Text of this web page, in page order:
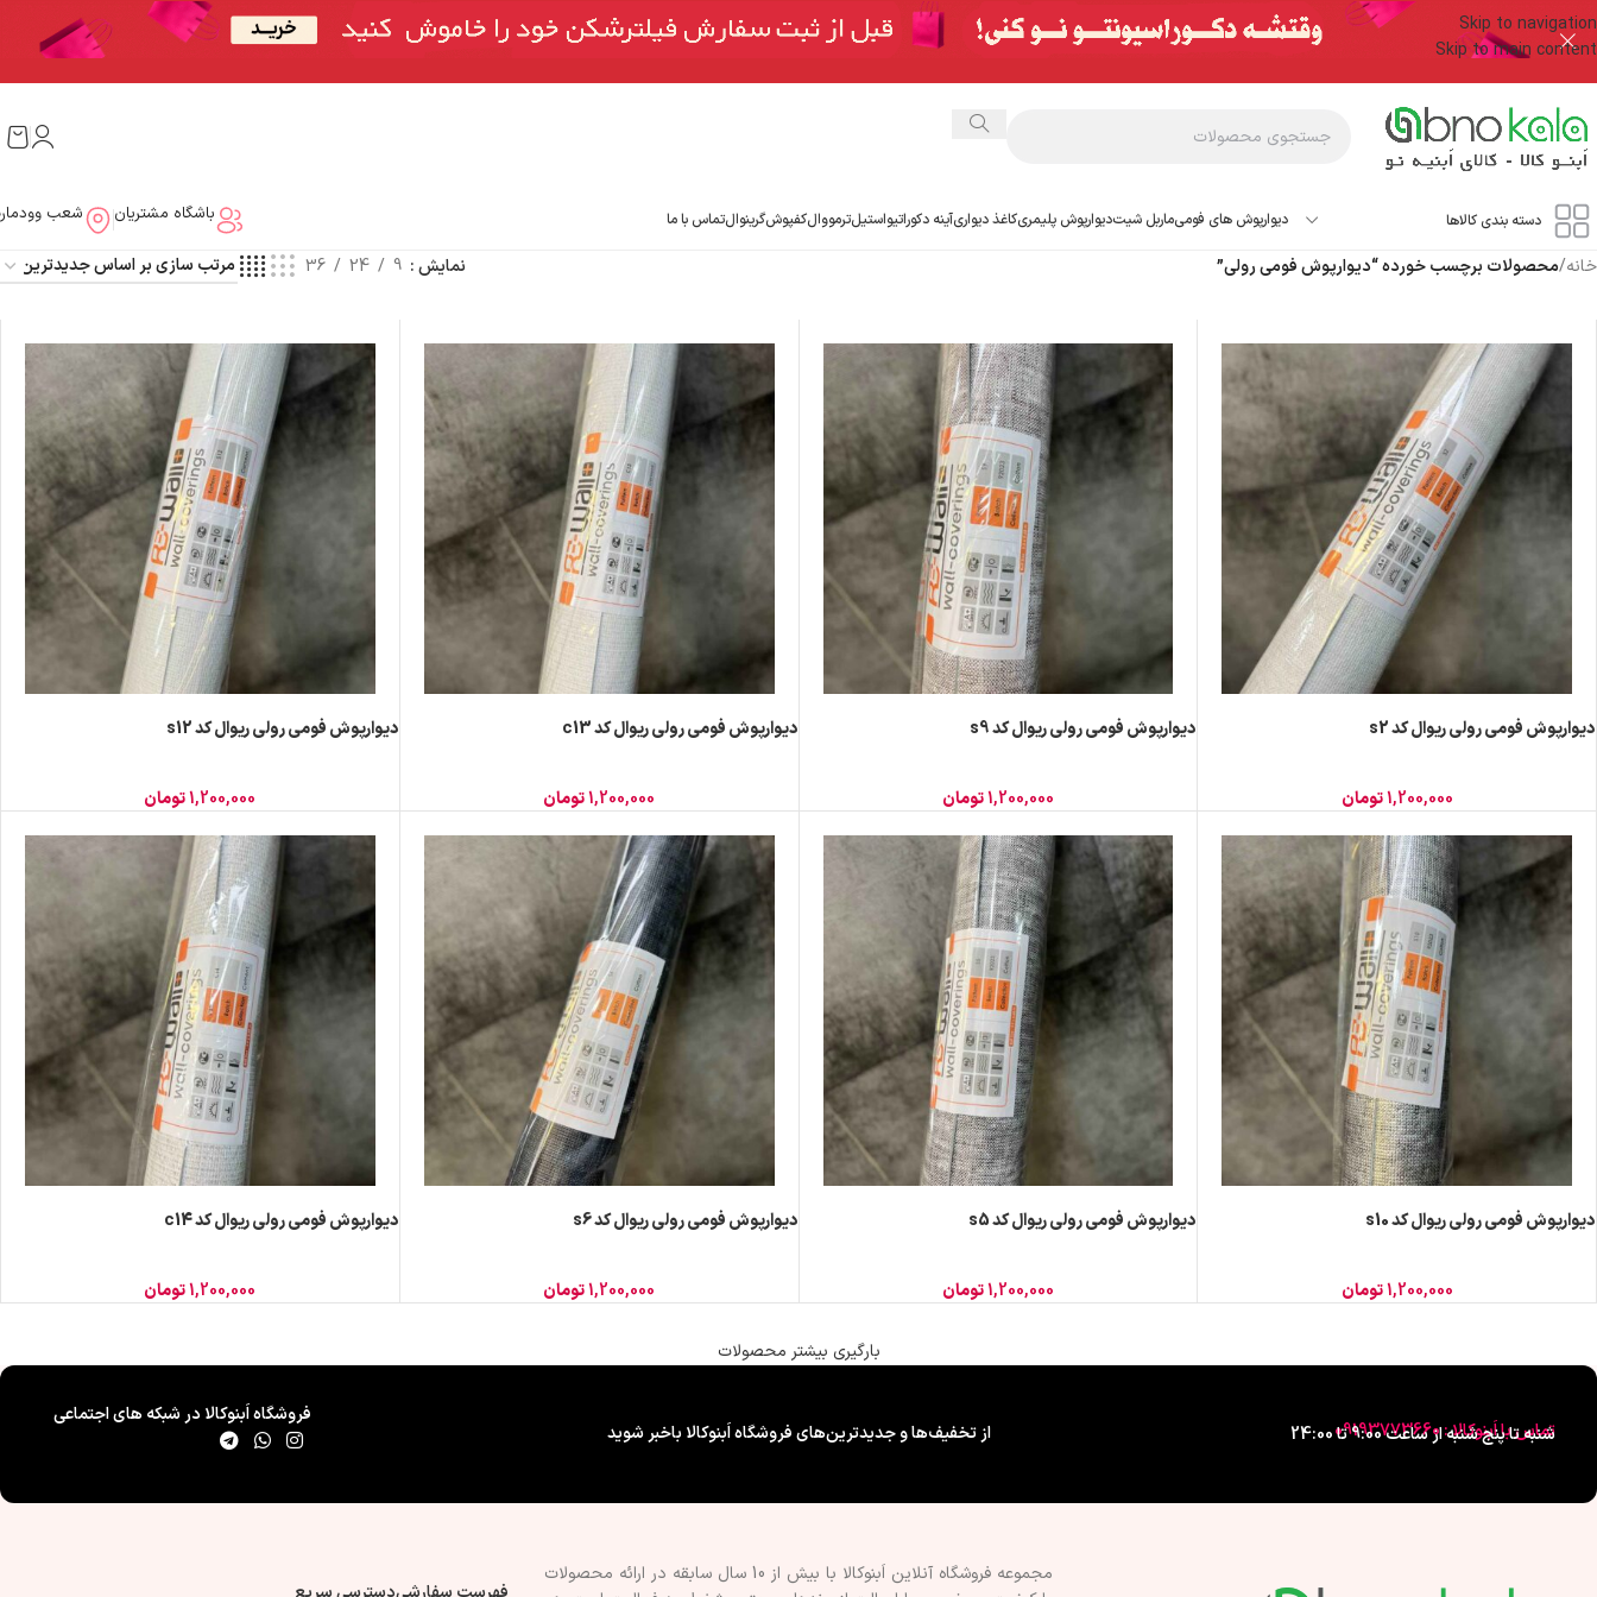
Skip to navigation
Skip to main content
دسته بندی کالاها دیوارپوش های فومیماربل شیتدیوارپوش پلیمریکاغذ دیواریآینه دکوراتیواستیلترمووالکفپوشگرینوالتماس با ما باشگاه مشتریان شعب
خانه/محصولات برچسب خورده “دیوارپوش فومی رولی” نمایش 9
24
36
دیوارپوش فومی رولی ریوال کد s2
1,200,000تومان
دیوارپوش فومی رولی ریوال کد s9
1,200,000تومان
دیوارپوش فومی رولی ریوال کد c13
1,200,000تومان
دیوارپوش فومی رولی ریوال کد s12
1,200,000تومان
دیوارپوش فومی رولی ریوال کد s10
1,200,000تومان
دیوارپوش فومی رولی ریوال کد s5
1,200,000تومان
دیوارپوش فومی رولی ریوال کد s6
1,200,000تومان
دیوارپوش فومی رولی ریوال کد c14
1,200,000تومان
بارگیری بیشتر محصولات
تماس با اَبنوکالا : 09193773660
شنبه تا پنج شنبه از ساعت 9:00 تا 24:00 از تخفیف‌ها و جدیدترین‌های فروشگاه اَبنوکالا باخبر شوید
فروشگاه اَبنوکالا در شبکه های اجتماعی
مجموعه فروشگاه آنلاین اَبنوکالا با بیش از 10 سال سابقه در ارائه محصولات